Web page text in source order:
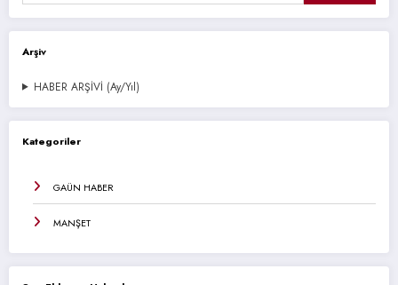
Arşiv
HABER ARŞİVİ (Ay/Yıl)
Kategoriler
GAÜN HABER
MANŞET